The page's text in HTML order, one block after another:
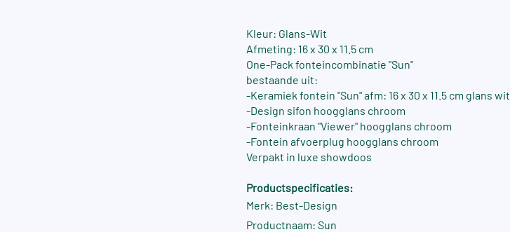
Kleur: Glans-Wit
Afmeting: 16 x 30 x 11.5 cm
One-Pack fonteincombinatie "Sun"
bestaande uit:
-Keramiek fontein "Sun" afm: 16 x 30 x 11.5 cm glans wit
-Design sifon hoogglans chroom
-Fonteinkraan "Viewer" hoogglans chroom
-Fontein afvoerplug hoogglans chroom
Verpakt in luxe showdoos
Productspecificaties:
Merk: Best-Design
Productnaam: Sun